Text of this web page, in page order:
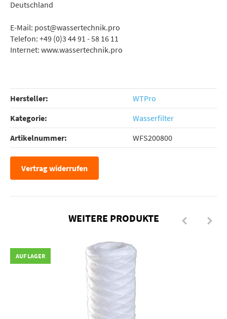
Deutschland
E-Mail: post@wassertechnik.pro
Telefon: +49 (0)3 44 91 - 58 16 11
Internet: www.wassertechnik.pro
Hersteller:
WTPro
Kategorie:
Wasserfilter
Artikelnummer:
WFS200800
Vertrag widerrufen
WEITERE PRODUKTE
AUF LAGER